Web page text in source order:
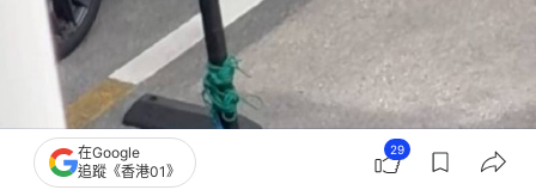
在Google
追蹤《香港01》
29